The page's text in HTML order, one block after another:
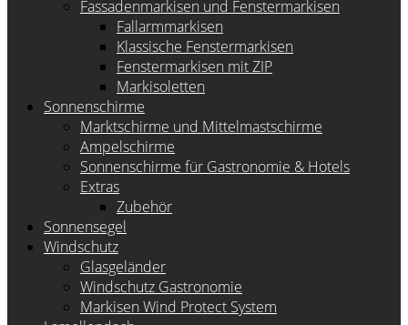
Fassadenmarkisen und Fenstermarkisen
Fallarmmarkisen
Klassische Fenstermarkisen
Fenstermarkisen mit ZIP
Markisoletten
Sonnenschirme
Marktschirme und Mittelmastschirme
Ampelschirme
Sonnenschirme für Gastronomie & Hotels
Extras
Zubehör
Sonnensegel
Windschutz
Glasgeländer
Windschutz Gastronomie
Markisen Wind Protect System